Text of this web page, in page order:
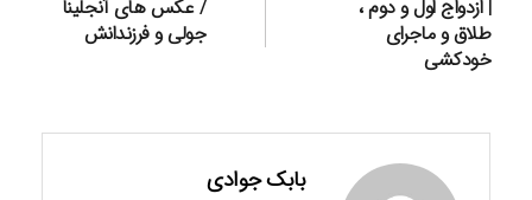
| ازدواج اول و دوم ،
طلاق و ماجرای
خودکشی
/ عکس های آنجلینا
جولی و فرزندانش
بابک جوادی